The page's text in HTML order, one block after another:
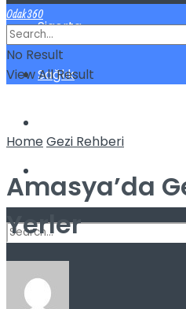
Sigorta
Sağlık
No Result
Odak360
No Result
View All Result
HomeGezi Rehberi
Amasya’da
Yerler